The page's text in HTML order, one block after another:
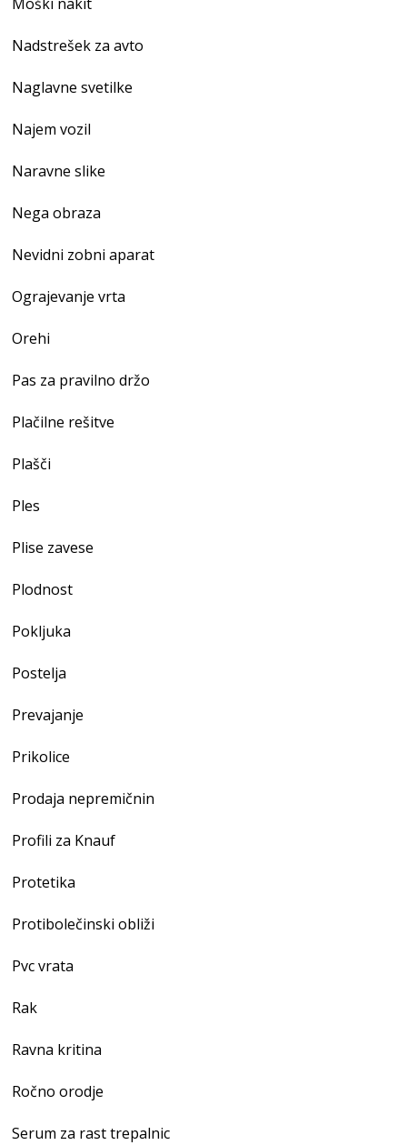
Nadstrešek za avto
Naglavne svetilke
Najem vozil
Naravne slike
Nega obraza
Nevidni zobni aparat
Ograjevanje vrta
Orehi
Pas za pravilno držo
Plačilne rešitve
Plašči
Ples
Plise zavese
Plodnost
Pokljuka
Postelja
Prevajanje
Prikolice
Prodaja nepremičnin
Profili za Knauf
Protetika
Protibolečinski obliži
Pvc vrata
Rak
Ravna kritina
Ročno orodje
Serum za rast trepalnic